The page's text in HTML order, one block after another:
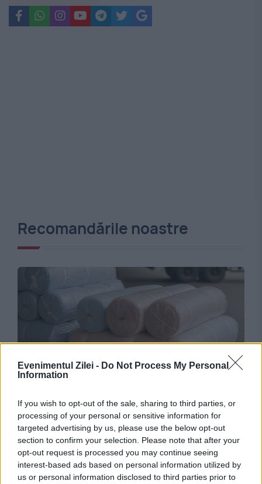
Evenimentul Zilei - Do Not Process My Personal
Information
If you wish to opt-out of the sale, sharing to third parties, or
processing of your personal or sensitive information for
targeted advertising by us, please use the below opt-out
section to confirm your selection. Please note that after your
opt-out request is processed you may continue seeing
interest-based ads based on personal information utilized by
us or personal information disclosed to third parties prior to
Recomandările noastre
Marile probleme din industria textilă, explicate
de unul dintre cei mai importanți producători